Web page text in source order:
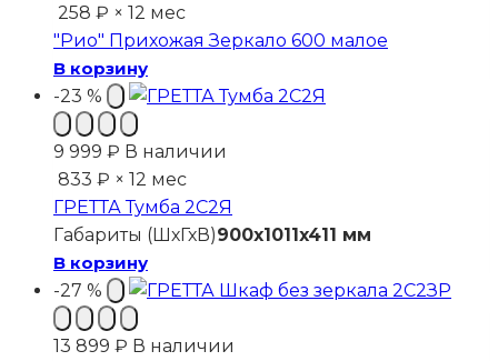
258 ₽ × 12 мес
"Рио" Прихожая Зеркало 600 малое
В корзину
-23 %
9 999 ₽ В наличии
833 ₽ × 12 мес
ГРЕТТА Тумба 2С2Я
Габариты (ШхГхВ)900x1011x411 мм
В корзину
-27 %
13 899 ₽ В наличии